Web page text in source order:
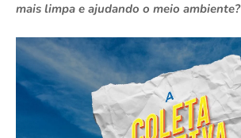
mais limpa e ajudando o meio ambiente?